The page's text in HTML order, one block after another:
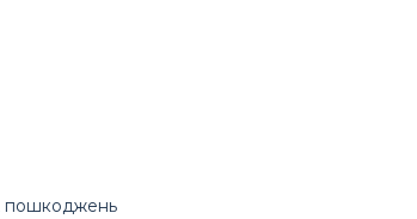
пошкоджень